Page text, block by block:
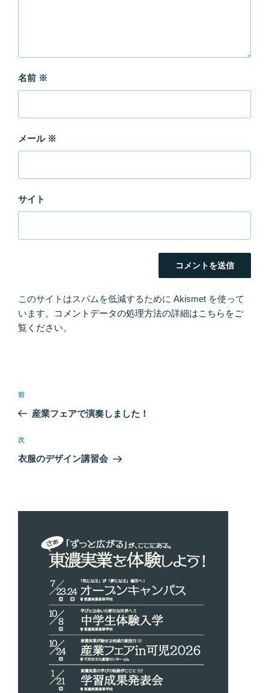
名前 ※
メール ※
サイト
このサイトはスパムを低減するために Akismet を使って
います。
コメントデータの処理方法の詳細はこちらをご
覧ください。
投
ビ
ゲ
前
の
稿
前
産業フェアで演奏しました！
次
の
次
衣服のデザイン講習会